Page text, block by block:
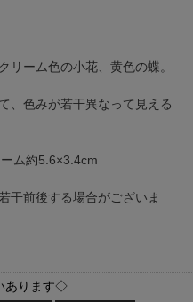
リーム色の小花、黄色の蝶。
、色みが若干異なって見える
ム約5.6×3.4cm
干前後する場合がございま
あります◇